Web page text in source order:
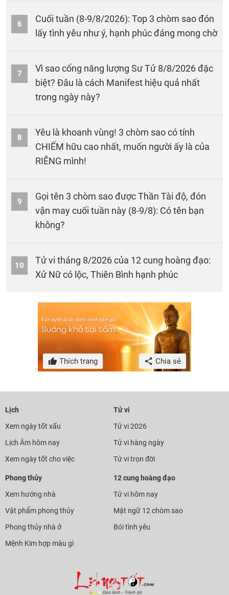
6
Cuối tuần (8-9/8/2026): Top 3 chòm sao đón
lấy tình yêu như ý, hạnh phúc đáng mong chờ
7
Vì sao cổng năng lượng Sư Tử 8/8/2026 đặc
biệt? Đâu là cách Manifest hiệu quả nhất
trong ngày này?
8
Yêu là khoanh vùng! 3 chòm sao có tính
CHIẾM hữu cao nhất, muốn người ấy là của
RIÊNG mình!
9
Gọi tên 3 chòm sao được Thần Tài độ, đón
vận may cuối tuần này (8-9/8): Có tên bạn
không?
10
Tử vi tháng 8/2026 của 12 cung hoàng đạo:
Xử Nữ có lộc, Thiên Bình hạnh phúc
Thích trang Chia sẻ
Lịch
Xem ngày tốt xấu
Lịch Âm hôm nay
Xem ngày tốt cho việc
Tử vi
Tử vi 2026
Tử vi hàng ngày
Tử vi trọn đời
Phong thủy
Xem hướng nhà
Vật phẩm phong thủy
Phong thủy nhà ở
Mệnh Kim hợp màu gì
12 cung hoàng đạo
Tử vi hôm nay
Mật ngữ 12 chòm sao
Bói tình yêu